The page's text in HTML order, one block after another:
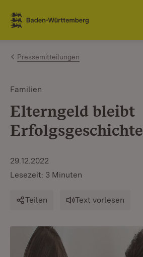
Zum Inhalt springen
Link zur Startseite
Pressemitteilungen
Familien
Elterngeld bleibt
Erfolgsgeschichte
29.12.2022
Lesezeit: 3 Minuten
Teilen Text vorlesen